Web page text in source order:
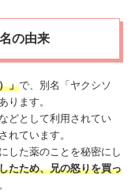
の由来
」で、別名「ヤクシソ
ります。
どとして利用されてい
れています。
した薬のことを秘密にし
たため、兄の怒りを買っ